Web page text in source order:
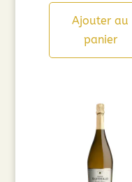
Ajouter au
panier